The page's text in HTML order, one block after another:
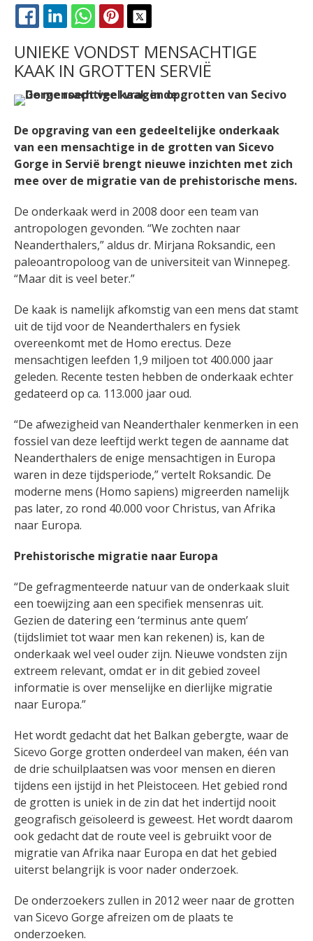
FACEBOOK
LINKEDINWHATSAPPPINTEREST
UNIEKE VONDST MENSACHTIGE
KAAK IN GROTTEN SERVIË
De opgraving van een gedeeltelijke onderkaak
van een mensachtige in de grotten van Sicevo
Gorge in Servië brengt nieuwe inzichten met zich
mee over de migratie van de prehistorische mens.
De onderkaak werd in 2008 door een team van
antropologen gevonden. “We zochten naar
Neanderthalers,” aldus dr. Mirjana Roksandic, een
paleoantropoloog van de universiteit van Winnepeg.
“Maar dit is veel beter.”
De kaak is namelijk afkomstig van een mens dat stamt
uit de tijd voor de Neanderthalers en fysiek
overeenkomt met de Homo erectus. Deze
mensachtigen leefden 1,9 miljoen tot 400.000 jaar
geleden. Recente testen hebben de onderkaak echter
gedateerd op ca. 113.000 jaar oud.
“De afwezigheid van Neanderthaler kenmerken in een
fossiel van deze leeftijd werkt tegen de aanname dat
Neanderthalers de enige mensachtigen in Europa
waren in deze tijdsperiode,” vertelt Roksandic. De
moderne mens (Homo sapiens) migreerden namelijk
pas later, zo rond 40.000 voor Christus, van Afrika
naar Europa.
Prehistorische migratie naar Europa
“De gefragmenteerde natuur van de onderkaak sluit
een toewijzing aan een specifiek mensenras uit.
Gezien de datering een ‘terminus ante quem’
(tijdslimiet tot waar men kan rekenen) is, kan de
onderkaak wel veel ouder zijn. Nieuwe vondsten zijn
extreem relevant, omdat er in dit gebied zoveel
informatie is over menselijke en dierlijke migratie
naar Europa.”
Het wordt gedacht dat het Balkan gebergte, waar de
Sicevo Gorge grotten onderdeel van maken, één van
de drie schuilplaatsen was voor mensen en dieren
tijdens een ijstijd in het Pleistoceen. Het gebied rond
de grotten is uniek in de zin dat het indertijd nooit
geografisch geïsoleerd is geweest. Het wordt daarom
ook gedacht dat de route veel is gebruikt voor de
migratie van Afrika naar Europa en dat het gebied
uiterst belangrijk is voor nader onderzoek.
De onderzoekers zullen in 2012 weer naar de grotten
van Sicevo Gorge afreizen om de plaats te
onderzoeken.